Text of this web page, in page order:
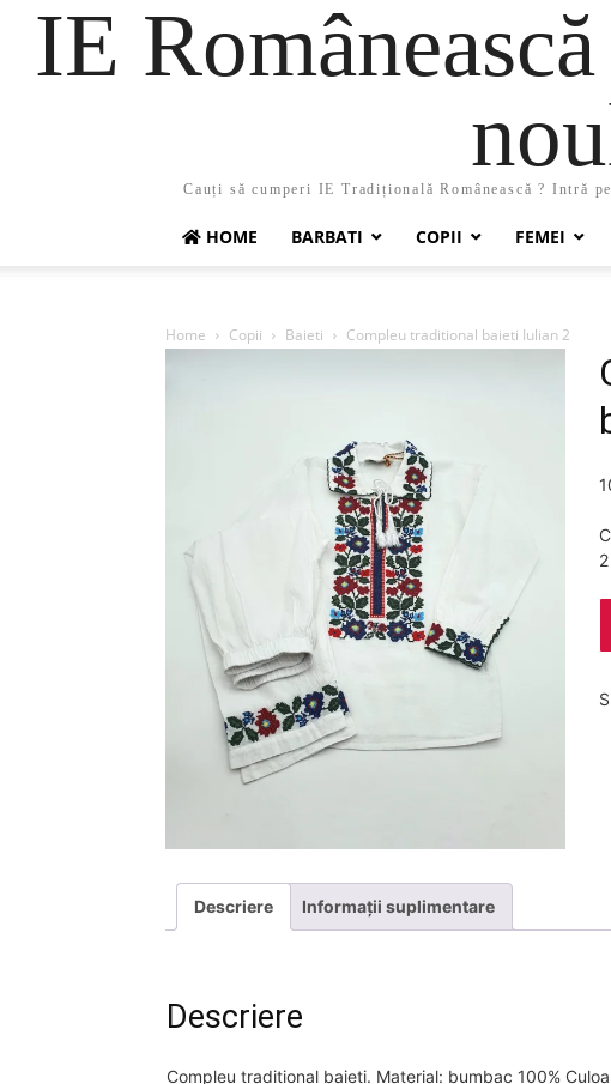
IE
Cauți să cumperi IE Tradițională Românească ? Intră
HOME BARBATI COPII FEMEI
Home Copii Baieti Compleu traditional baieti Iulian 2
Descriere Informații suplimentare
Descriere
Compleu traditional baieti. Material: bumbac 100%